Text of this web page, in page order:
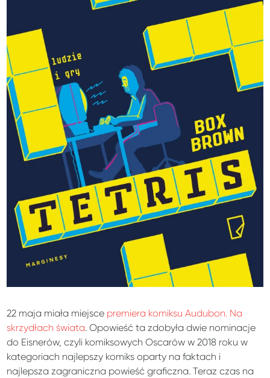
22 maja miała miejsce premiera komiksu Audubon. Na
skrzydłach świata. Opowieść ta zdobyła dwie nominacje
do Eisnerów, czyli komiksowych Oscarów w 2018 roku w
kategoriach najlepszy komiks oparty na faktach i
najlepsza zagraniczna powieść graficzna. Teraz czas na